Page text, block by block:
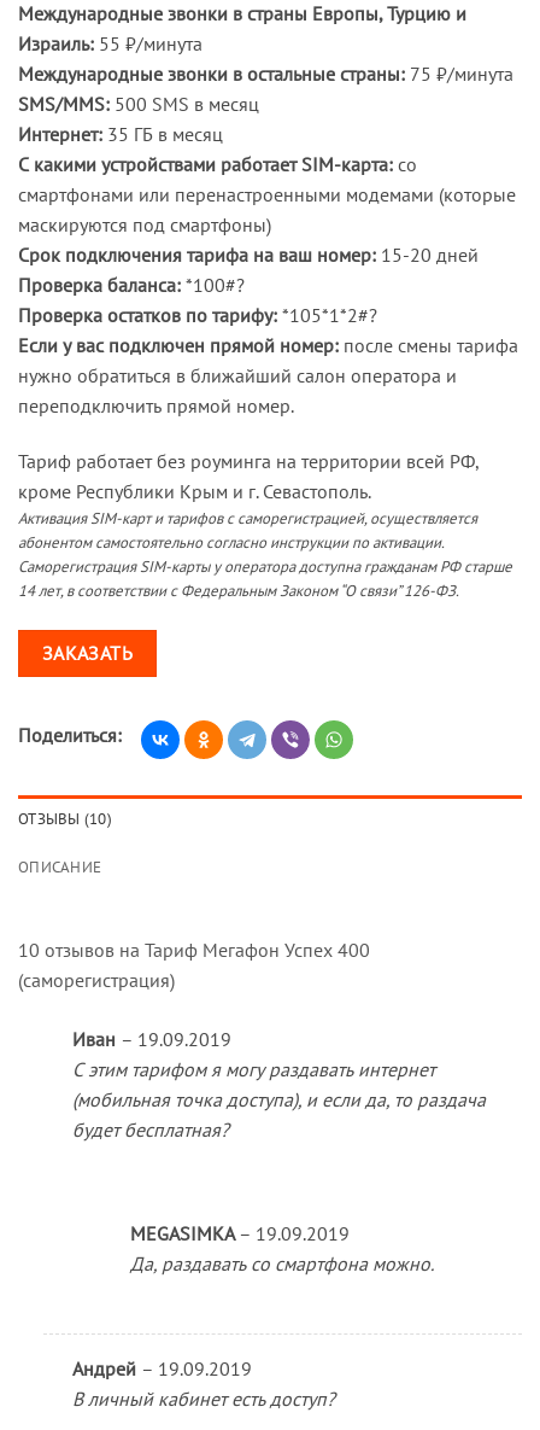
Международные звонки в страны Европы, Турцию и
Израиль: 55 ₽/минута
Международные звонки в остальные страны: 75 ₽/минута
SMS/MMS: 500 SMS в месяц
Интернет: 35 ГБ в месяц
С какими устройствами работает SIM-карта: со
смартфонами или перенастроенными модемами (которые
маскируются под смартфоны)
Срок подключения тарифа на ваш номер: 15-20 дней
Проверка баланса: *100#?
Проверка остатков по тарифу: *105*1*2#?
Если у вас подключен прямой номер: после смены тарифа
нужно обратиться в ближайший салон оператора и
переподключить прямой номер.
Тариф работает без роуминга на территории всей РФ,
кроме Республики Крым и г. Севастополь.
Активация SIM-карт и тарифов с саморегистрацией, осуществляется
абонентом самостоятельно согласно инструкции по активации.
Саморегистрация SIM-карты у оператора доступна гражданам РФ старше
14 лет, в соответствии с Федеральным Законом “О связи” 126-ФЗ.
ЗАКАЗАТЬ
Поделиться:
ОТЗЫВЫ (10)
ОПИСАНИЕ
10 отзывов на Тариф Мегафон Успех 400
(саморегистрация)
Иван – 19.09.2019
С этим тарифом я могу раздавать интернет
(мобильная точка доступа), и если да, то раздача
будет бесплатная?
MEGASIMKA – 19.09.2019
Да, раздавать со смартфона можно.
Андрей – 19.09.2019
В личный кабинет есть доступ?